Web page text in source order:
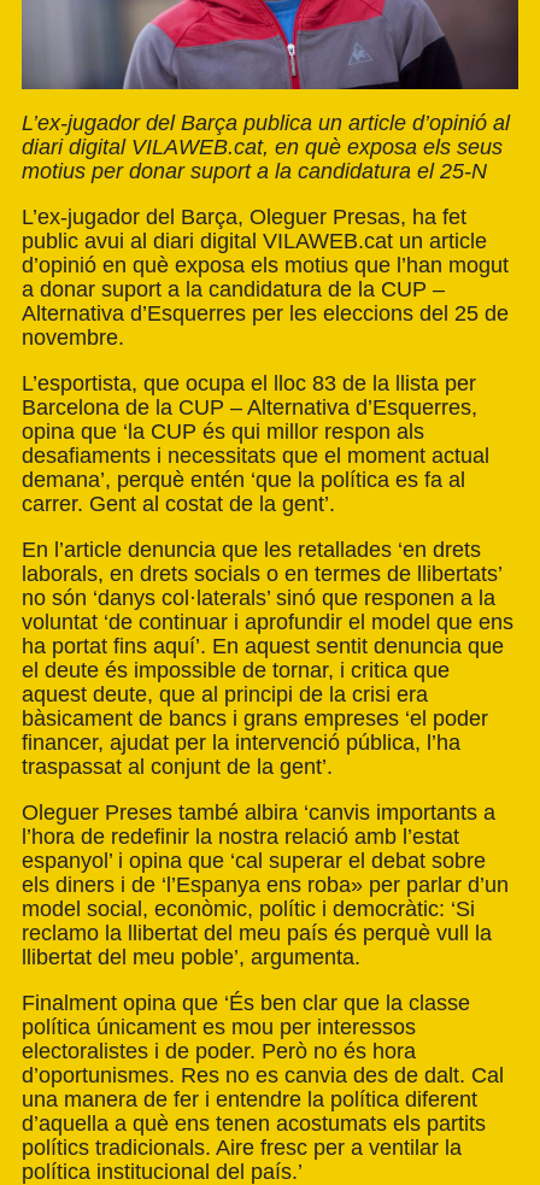
L’ex-jugador del Barça publica un article d’opinió al
diari digital VILAWEB.cat, en què exposa els seus
motius per donar suport a la candidatura el 25-N
L’ex-jugador del Barça, Oleguer Presas, ha fet
public avui al diari digital VILAWEB.cat un article
d’opinió en què exposa els motius que l’han mogut
a donar suport a la candidatura de la CUP –
Alternativa d’Esquerres per les eleccions del 25 de
novembre.
L’esportista, que ocupa el lloc 83 de la llista per
Barcelona de la CUP – Alternativa d’Esquerres,
opina que ‘la CUP és qui millor respon als
desafiaments i necessitats que el moment actual
demana’, perquè entén ‘que la política es fa al
carrer. Gent al costat de la gent’.
En l’article denuncia que les retallades ‘en drets
laborals, en drets socials o en termes de llibertats’
no són ‘danys col·laterals’ sinó que responen a la
voluntat ‘de continuar i aprofundir el model que ens
ha portat fins aquí’. En aquest sentit denuncia que
el deute és impossible de tornar, i critica que
aquest deute, que al principi de la crisi era
bàsicament de bancs i grans empreses ‘el poder
financer, ajudat per la intervenció pública, l’ha
traspassat al conjunt de la gent’.
Oleguer Preses també albira ‘canvis importants a
l’hora de redefinir la nostra relació amb l’estat
espanyol’ i opina que ‘cal superar el debat sobre
els diners i de ‘l’Espanya ens roba» per parlar d’un
model social, econòmic, polític i democràtic: ‘Si
reclamo la llibertat del meu país és perquè vull la
llibertat del meu poble’, argumenta.
Finalment opina que ‘És ben clar que la classe
política únicament es mou per interessos
electoralistes i de poder. Però no és hora
d’oportunismes. Res no es canvia des de dalt. Cal
una manera de fer i entendre la política diferent
d’aquella a què ens tenen acostumats els partits
polítics tradicionals. Aire fresc per a ventilar la
política institucional del país.’